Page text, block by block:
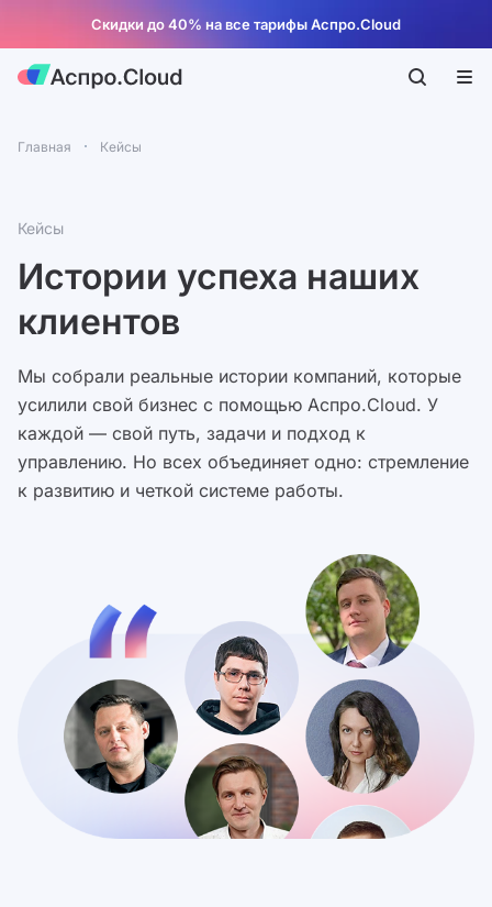
Скидки до 40% на все тарифы Аспро.Cloud
Главная Кейсы
Кейсы
Истории успеха наших
клиентов
Мы собрали реальные истории компаний, которые
усилили свой бизнес с помощью Аспро.Cloud. У
каждой — свой путь, задачи и подход к
управлению. Но всех объединяет одно: стремление
к развитию и четкой системе работы.